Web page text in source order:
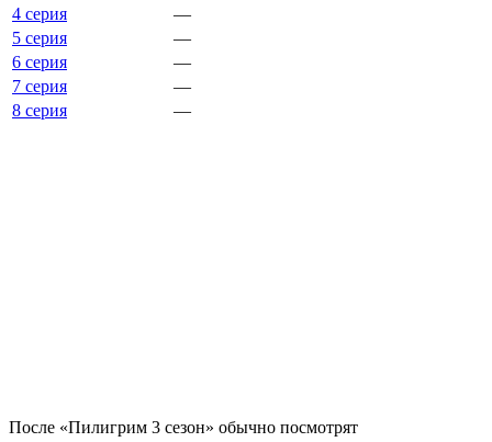
4 серия
—
5 серия
—
6 серия
—
7 серия
—
8 серия
—
По­сле «Пилигрим 3 сезон» обыч­но по­смот­рят